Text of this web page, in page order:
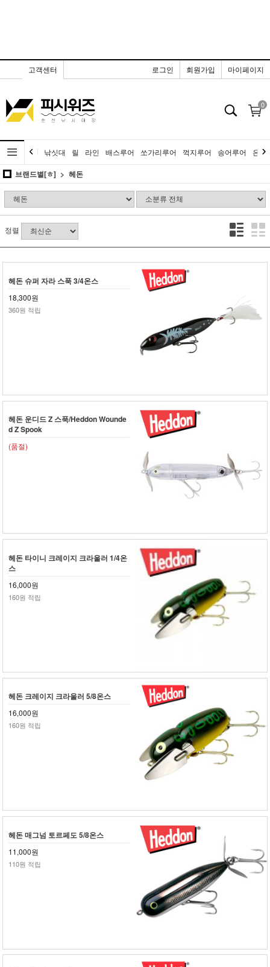
고객센터 로그인 회원가입 마이페이지
0
낚싯대 릴 라인 배스루어 쏘가리루어 꺽지루어 송어루어 은어
브랜드별[ㅎ] 헤돈
정렬
헤돈 슈퍼 자라 스푹 3/4온스
18,300원
360원 적립
헤돈 운디드 Z 스푹/Heddon Wounde
d Z Spook
(품절)
헤돈 타이니 크레이지 크라울러 1/4온
스
16,000원
160원 적립
헤돈 크레이지 크라울러 5/8온스
16,000원
160원 적립
헤돈 매그넘 토르페도 5/8온스
11,000원
110원 적립